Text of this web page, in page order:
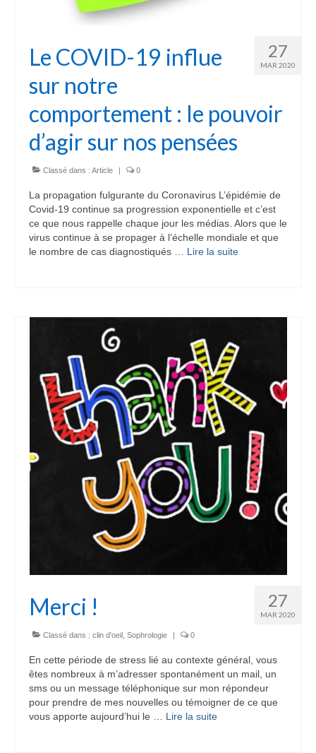
27
MAR 2020
Le COVID-19 influe
sur notre
comportement : le pouvoir
d’agir sur nos pensées
Classé dans : Article | 0
La propagation fulgurante du Coronavirus L’épidémie de
Covid-19 continue sa progression exponentielle et c’est
ce que nous rappelle chaque jour les médias. Alors que le
virus continue à se propager à l’échelle mondiale et que
le nombre de cas diagnostiqués … Lire la suite­­
27
MAR 2020
Merci !
Classé dans : clin d'oeil Sophrologie | 0
En cette période de stress lié au contexte général, vous
êtes nombreux à m’adresser spontanément un mail, un
sms ou un message téléphonique sur mon répondeur
pour prendre de mes nouvelles ou témoigner de ce que
vous apporte aujourd’hui le … Lire la suite­­